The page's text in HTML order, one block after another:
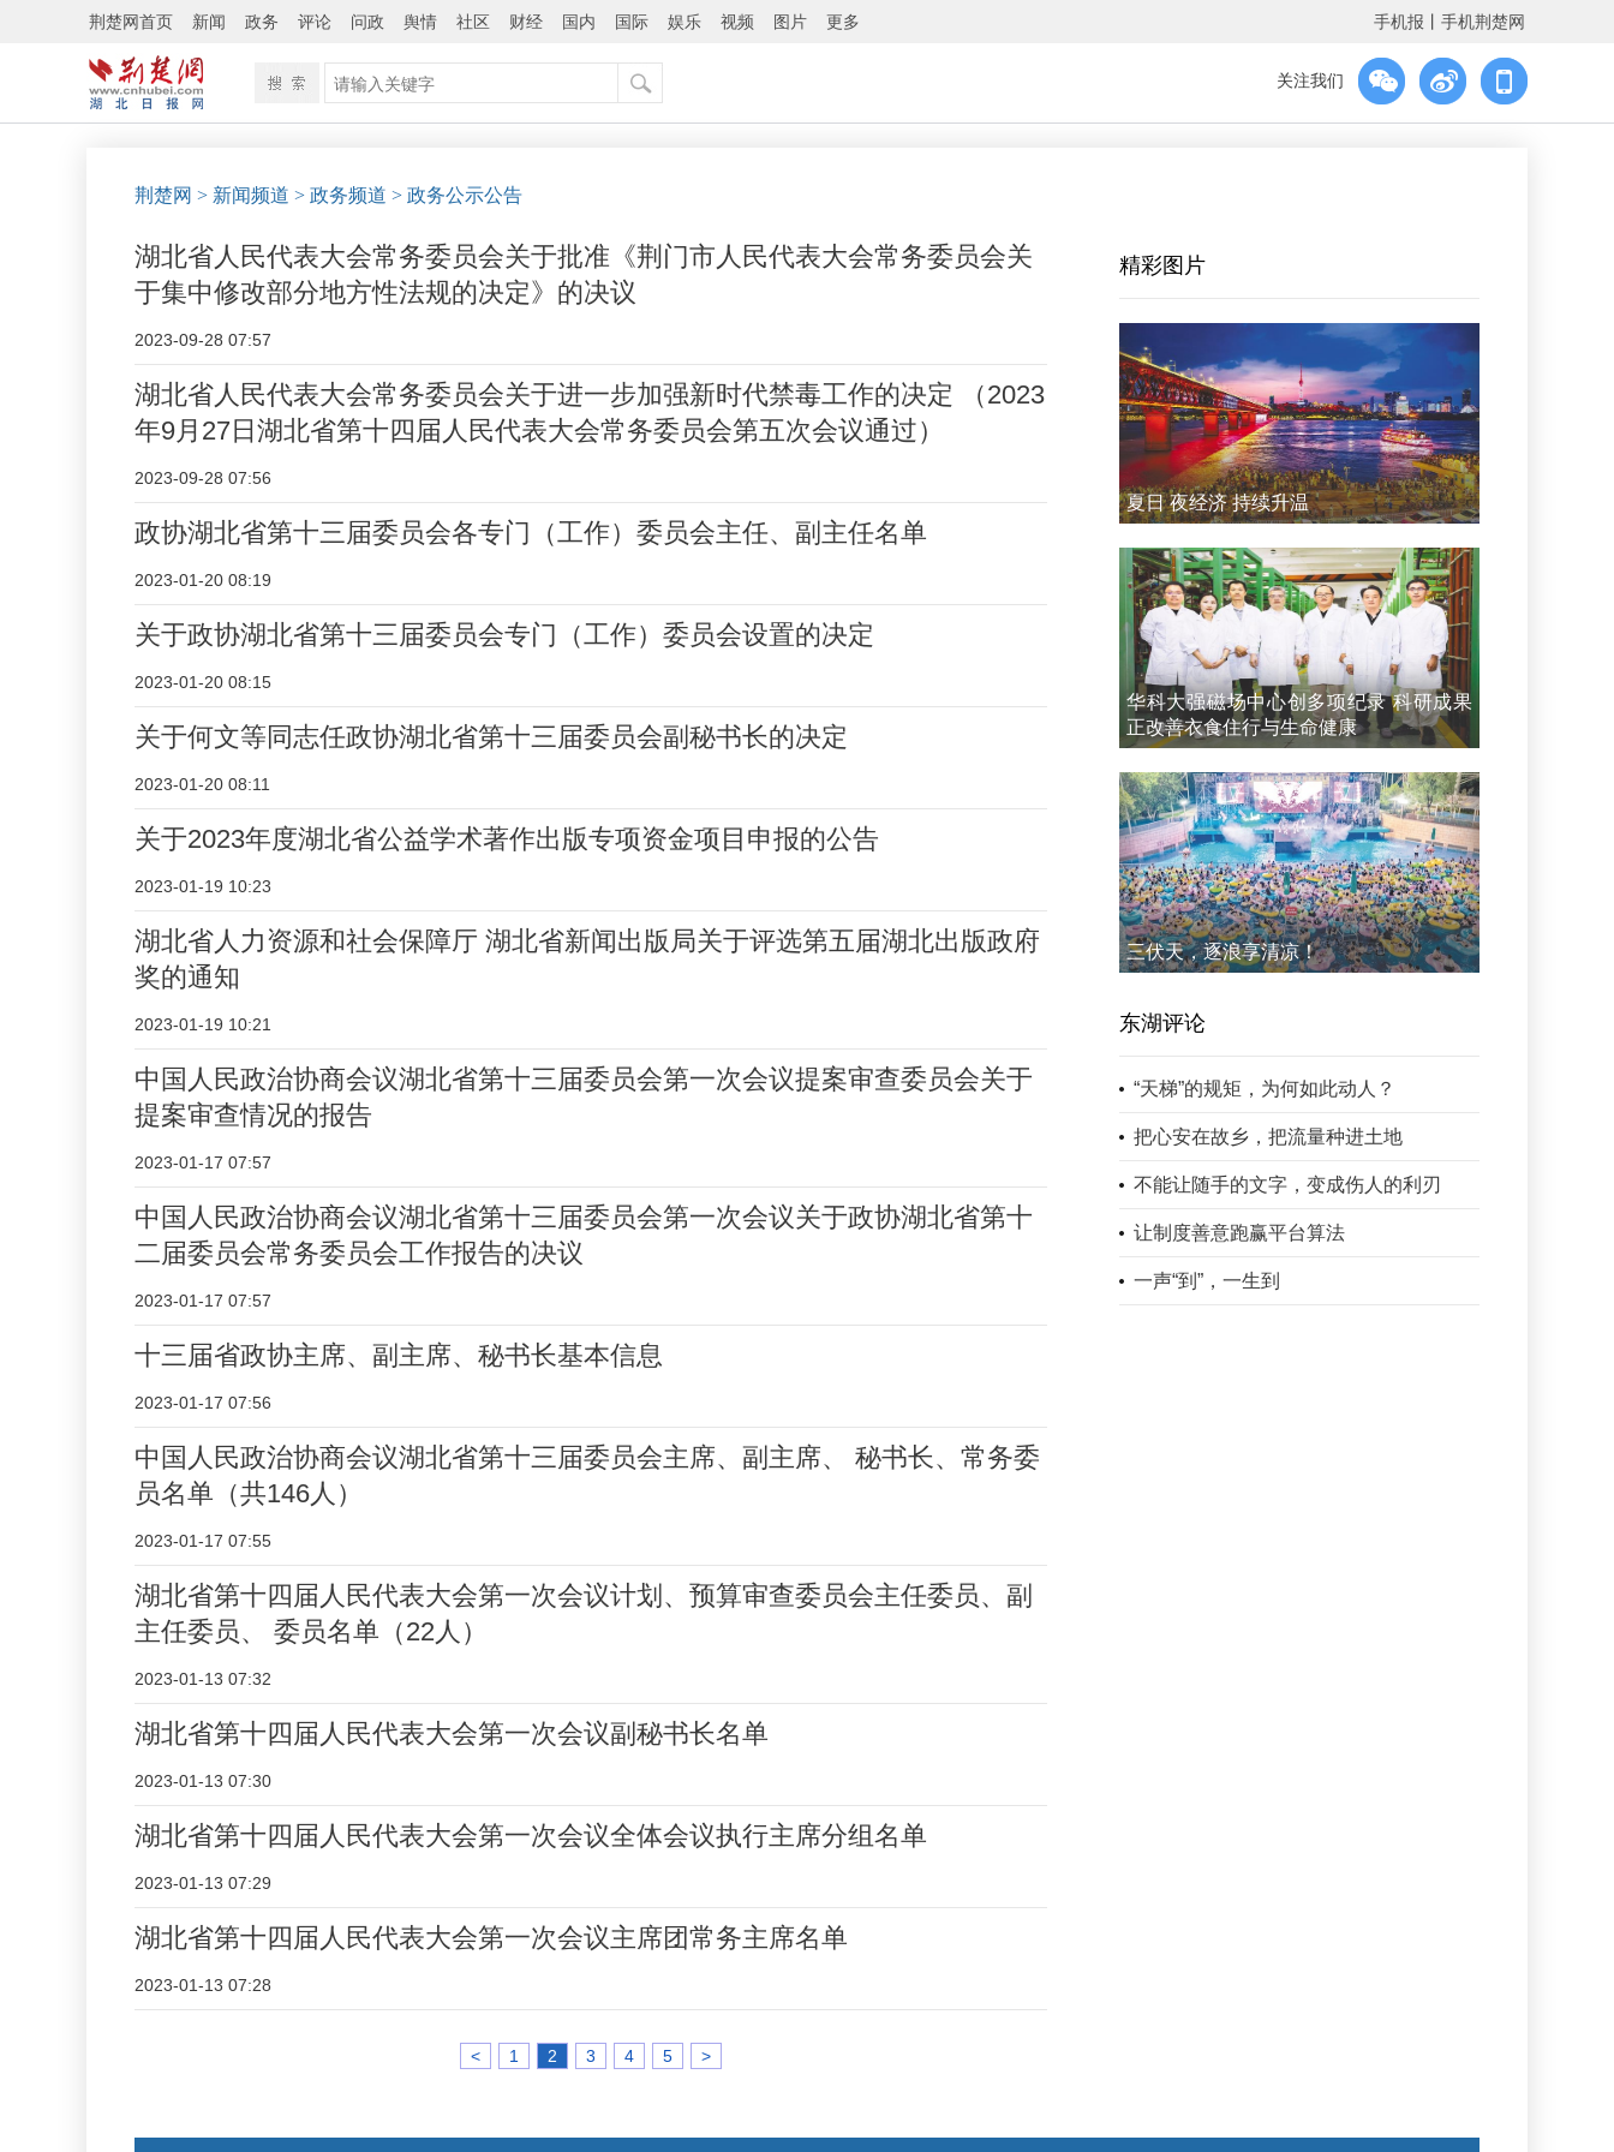
荆楚网首页 新闻 政务 评论 问政 舆情 社区 财经 国内 国际 娱乐 视频 图片 更多 手机报 手机荆楚网
关注我们
荆楚网 > 新闻频道 > 政务频道 > 政务公示公告
湖北省人民代表大会常务委员会关于批准《荆门市人民代表大会常务委员会关
于集中修改部分地方性法规的决定》的决议
2023-09-28 07:57
湖北省人民代表大会常务委员会关于进一步加强新时代禁毒工作的决定 （2023
年9月27日湖北省第十四届人民代表大会常务委员会第五次会议通过）
2023-09-28 07:56
政协湖北省第十三届委员会各专门（工作）委员会主任、副主任名单
2023-01-20 08:19
关于政协湖北省第十三届委员会专门（工作）委员会设置的决定
2023-01-20 08:15
关于何文等同志任政协湖北省第十三届委员会副秘书长的决定
2023-01-20 08:11
关于2023年度湖北省公益学术著作出版专项资金项目申报的公告
2023-01-19 10:23
湖北省人力资源和社会保障厅 湖北省新闻出版局关于评选第五届湖北出版政府
奖的通知
2023-01-19 10:21
中国人民政治协商会议湖北省第十三届委员会第一次会议提案审查委员会关于
提案审查情况的报告
2023-01-17 07:57
中国人民政治协商会议湖北省第十三届委员会第一次会议关于政协湖北省第十
二届委员会常务委员会工作报告的决议
2023-01-17 07:57
十三届省政协主席、副主席、秘书长基本信息
2023-01-17 07:56
中国人民政治协商会议湖北省第十三届委员会主席、副主席、 秘书长、常务委
员名单（共146人）
2023-01-17 07:55
湖北省第十四届人民代表大会第一次会议计划、预算审查委员会主任委员、副
主任委员、 委员名单（22人）
2023-01-13 07:32
湖北省第十四届人民代表大会第一次会议副秘书长名单
2023-01-13 07:30
湖北省第十四届人民代表大会第一次会议全体会议执行主席分组名单
2023-01-13 07:29
湖北省第十四届人民代表大会第一次会议主席团常务主席名单
2023-01-13 07:28
< 1 2 3 4 5 >
精彩图片
夏日 夜经济 持续升温
华科大强磁场中心创多项纪录 科研成果
正改善衣食住行与生命健康
三伏天，逐浪享清凉！
东湖评论
“天梯”的规矩，为何如此动人？
把心安在故乡，把流量种进土地
不能让随手的文字，变成伤人的利刃
让制度善意跑赢平台算法
一声“到”，一生到